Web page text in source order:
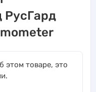
РусГард
этом товаре, это